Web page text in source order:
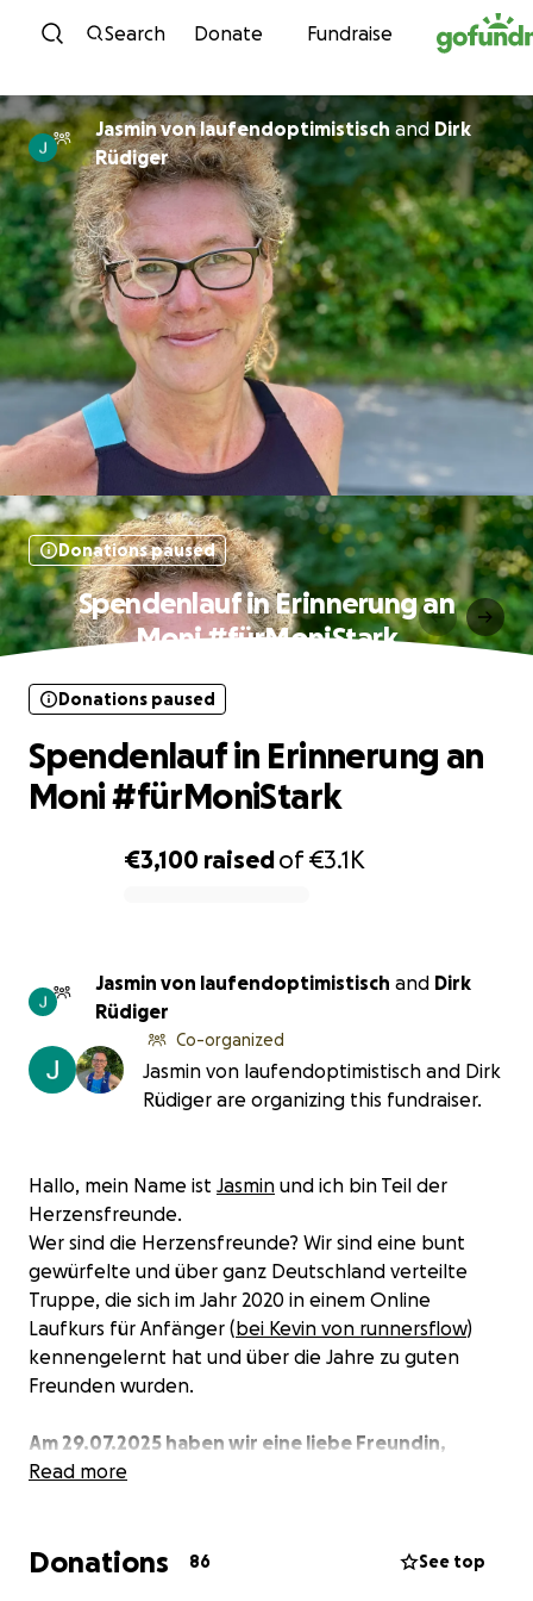
Skip to content
Search Donate Fundraise
Jasmin von laufendoptimistisch and Dirk
Rüdiger
Donations paused
Spendenlauf in Erinnerung an
Moni #fürMoniStark
€3,100 raisedof€3.1K
Donations paused
Spendenlauf in Erinnerung an
Moni #fürMoniStark
Jasmin von laufendoptimistisch and Dirk
Rüdiger
Co-organized
Jasmin von laufendoptimistisch and Dirk
Rüdiger are organizing this fundraiser.
Hallo, mein Name ist Jasmin und ich bin Teil der
Herzensfreunde.
Wer sind die Herzensfreunde? Wir sind eine bunt
gewürfelte und über ganz Deutschland verteilte
Truppe, die sich im Jahr 2020 in einem Online
Laufkurs für Anfänger (bei Kevin von runnersflow)
kennengelernt hat und über die Jahre zu guten
Freunden wurden.
Am 29.07.2025 haben wir eine liebe Freundin,
Laufpartnerin und Inspiration verloren – unsere
sondern auch ein Mensch, der andere immer
Read more
Donations 86 See top